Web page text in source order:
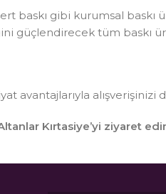
baskı gibi kurumsal
güçlendirecek tüm baskı
avantajlarıyla
Kırtasiye’yi ziyaret